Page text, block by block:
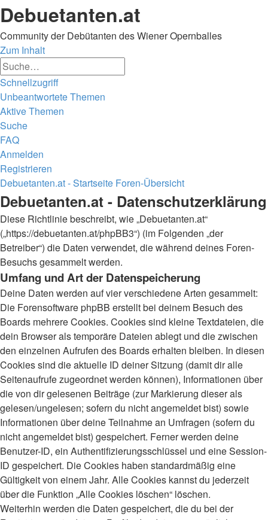
Debuetanten.at
Community der Debütanten des Wiener Opernballes
Zum Inhalt
Schnellzugriff
Unbeantwortete Themen
Aktive Themen
Suche
FAQ
Anmelden
Registrieren
Debuetanten.at - Startseite Foren-Übersicht
Suche
Debuetanten.at - Datenschutzerklärung
Diese Richtlinie beschreibt, wie „Debuetanten.at“
(„https://debuetanten.at/phpBB3“) (im Folgenden „der
Betreiber“) die Daten verwendet, die während deines Foren-
Besuchs gesammelt werden.
Umfang und Art der Datenspeicherung
Deine Daten werden auf vier verschiedene Arten gesammelt:
Die Forensoftware phpBB erstellt bei deinem Besuch des
Boards mehrere Cookies. Cookies sind kleine Textdateien, die
dein Browser als temporäre Dateien ablegt und die zwischen
den einzelnen Aufrufen des Boards erhalten bleiben. In diesen
Cookies sind die aktuelle ID deiner Sitzung (damit dir alle
Seitenaufrufe zugeordnet werden können), Informationen über
die von dir gelesenen Beiträge (zur Markierung dieser als
gelesen/ungelesen; sofern du nicht angemeldet bist) sowie
Informationen über deine Teilnahme an Umfragen (sofern du
nicht angemeldet bist) gespeichert. Ferner werden deine
Benutzer-ID, ein Authentifizierungsschlüssel und eine Session-
ID gespeichert. Die Cookies haben standardmäßig eine
Gültigkeit von einem Jahr. Alle Cookies kannst du jederzeit
über die Funktion „Alle Cookies löschen“ löschen.
Weiterhin werden die Daten gespeichert, die du bei der